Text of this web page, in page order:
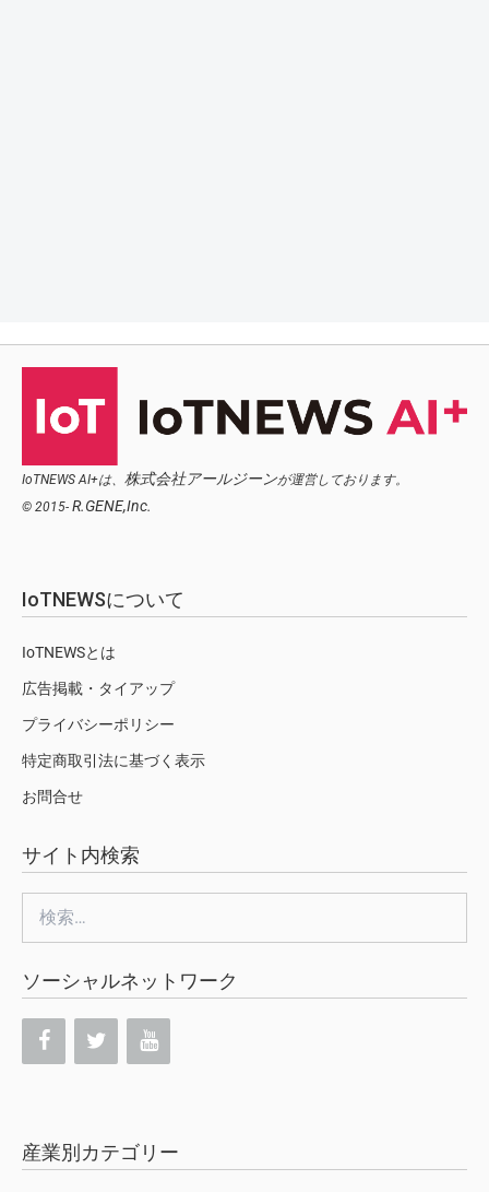
IoTNEWS AI+は、 株式会社アールジーンが運営しております。
© 2015- R.GENE,Inc.
IoTNEWSについて
IoTNEWSとは
広告掲載・タイアップ
プライバシーポリシー
特定商取引法に基づく表示
お問合せ
サイト内検索
索:
ソーシャルネットワーク
産業別カテゴリー